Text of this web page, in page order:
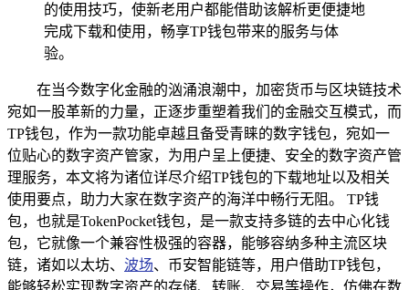
的使用技巧，使新老用户都能借助该解析更便捷地
完成下载和使用，畅享TP钱包带来的服务与体
验。
在当今数字化金融的汹涌浪潮中，加密货币与区块链技术
宛如一股革新的力量，正逐步重塑着我们的金融交互模式，而
TP钱包，作为一款功能卓越且备受青睐的数字钱包，宛如一
位贴心的数字资产管家，为用户呈上便捷、安全的数字资产管
理服务，本文将为诸位详尽介绍TP钱包的下载地址以及相关
使用要点，助力大家在数字资产的海洋中畅行无阻。 TP钱
包，也就是TokenPocket钱包，是一款支持多链的去中心化钱
包，它就像一个兼容性极强的容器，能够容纳多种主流区块
链，诸如以太坊、 波场、币安智能链等，用户借助TP钱包，
能够轻松实现数字资产的存储、转账、交易等操作，仿佛在数